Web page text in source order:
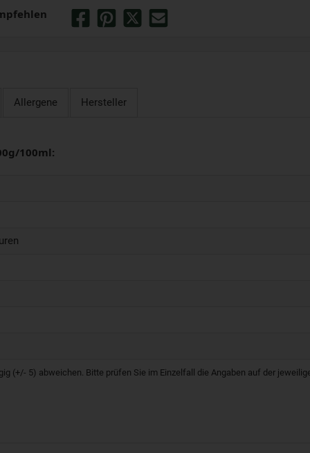
Allergene Hersteller
100ml:
(+/- 5) abweichen. Bitte prüfen Sie im Einzelfall die Angaben auf der